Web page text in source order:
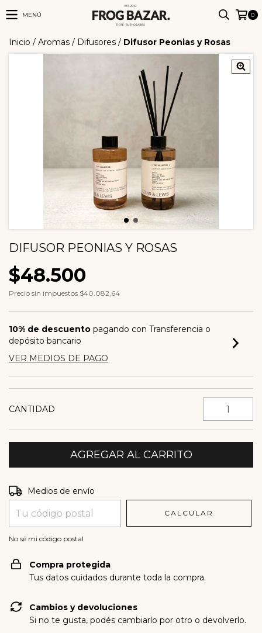
MENÚ 0
Inicio / Aromas / Difusores / Difusor Peonias y Rosas
DIFUSOR PEONIAS Y ROSAS
$48.500
Precio sin impuestos $40.082,64
10% de descuento pagando con Transferencia o
depósito bancario
VER MEDIOS DE PAGO
CANTIDAD
Entregas para el CP:
Medios de envío
CALCULAR
No sé mi código postal
Compra protegida
Tus datos cuidados durante toda la compra.
Cambios y devoluciones
Si no te gusta, podés cambiarlo por otro o devolverlo.